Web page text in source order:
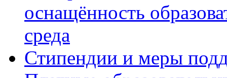
оснащённость
среда
Стипендии и меры